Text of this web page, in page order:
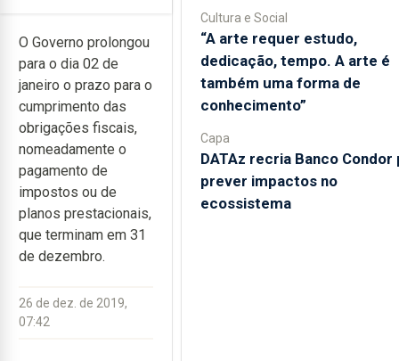
O Governo prolongou
para o dia 02 de
janeiro o prazo para o
cumprimento das
obrigações fiscais,
nomeadamente o
pagamento de
impostos ou de
planos prestacionais,
que terminam em 31
de dezembro.
26 de dez. de 2019,
07:42
Cultura e Social
“A arte requer estudo,
dedicação, tempo. A arte é
também uma forma de
conhecimento”
Capa
DATAz recria Banco Condor
prever impactos no
ecossistema